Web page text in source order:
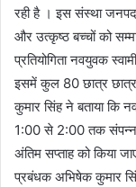
रही है । इस संस्था जनपद
और उत्कृष्ठ बच्चों को
प्रतियोगिता नवयुवक
इसमें कुल 80 छात्र
कुमार सिंह ने बताया कि
1:00 से 2:00 तक संपन्न
अंतिम सप्ताह को किया
प्रबंधक अभिषेक कुमार